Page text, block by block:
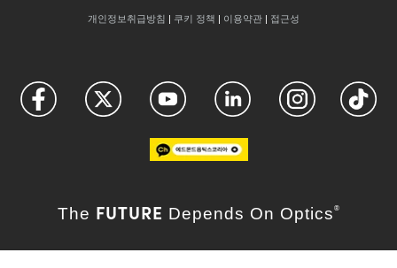
개인정보취급방침 | 쿠키 정책 | 이용약관| 접근성
The FUTURE Depends On Optics ®